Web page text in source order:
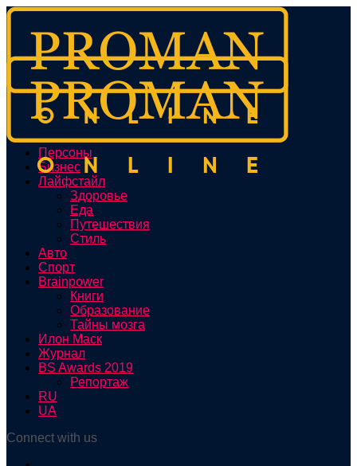
Персоны
Бизнес
Лайфстайл
Здоровье
Еда
Путешествия
Стиль
Авто
Спорт
Brainpower
Книги
Образование
Тайны мозга
Илон Маск
Журнал
BS Awards 2019
Репортаж
RU
UA
Connect with us